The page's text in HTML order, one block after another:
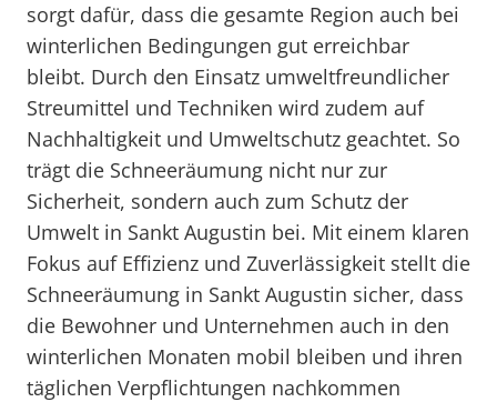
sorgt dafür, dass die gesamte Region auch bei
winterlichen Bedingungen gut erreichbar
bleibt. Durch den Einsatz umweltfreundlicher
Streumittel und Techniken wird zudem auf
Nachhaltigkeit und Umweltschutz geachtet. So
trägt die Schneeräumung nicht nur zur
Sicherheit, sondern auch zum Schutz der
Umwelt in Sankt Augustin bei. Mit einem klaren
Fokus auf Effizienz und Zuverlässigkeit stellt die
Schneeräumung in Sankt Augustin sicher, dass
die Bewohner und Unternehmen auch in den
winterlichen Monaten mobil bleiben und ihren
täglichen Verpflichtungen nachkommen